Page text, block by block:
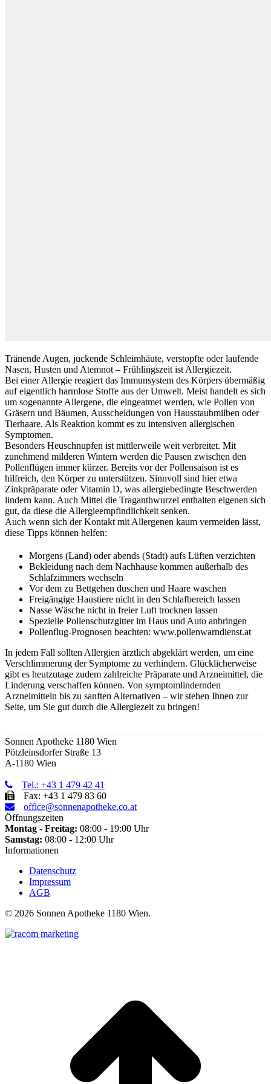
Tränende Augen, juckende Schleimhäute, verstopfte oder laufende
Nasen, Husten und Atemnot – Frühlingszeit ist Allergiezeit.
Bei einer Allergie reagiert das Immunsystem des Körpers übermäßig
auf eigentlich harmlose Stoffe aus der Umwelt. Meist handelt es sich
um sogenannte Allergene, die eingeatmet werden, wie Pollen von
Gräsern und Bäumen, Ausscheidungen von Hausstaubmilben oder
Tierhaare. Als Reaktion kommt es zu intensiven allergischen
Symptomen.
Besonders Heuschnupfen ist mittlerweile weit verbreitet. Mit
zunehmend milderen Wintern werden die Pausen zwischen den
Pollenflügen immer kürzer. Bereits vor der Pollensaison ist es
hilfreich, den Körper zu unterstützen. Sinnvoll sind hier etwa
Zinkpräparate oder Vitamin D, was allergiebedingte Beschwerden
lindern kann. Auch Mittel die Traganthwurzel enthalten eigenen sich
gut, da diese die Allergieempfindlichkeit senken.
Auch wenn sich der Kontakt mit Allergenen kaum vermeiden lässt,
diese Tipps können helfen:
Morgens (Land) oder abends (Stadt) aufs Lüften verzichten
Bekleidung nach dem Nachhause kommen außerhalb des
Schlafzimmers wechseln
Vor dem zu Bettgehen duschen und Haare waschen
Freigängige Haustiere nicht in den Schlafbereich lassen
Nasse Wäsche nicht in freier Luft trocknen lassen
Spezielle Pollenschutzgitter im Haus und Auto anbringen
Pollenflug-Prognosen beachten: www.pollenwarndienst.at
In jedem Fall sollten Allergien ärztlich abgeklärt werden, um eine
Verschlimmerung der Symptome zu verhindern. Glücklicherweise
gibt es heutzutage zudem zahlreiche Präparate und Arzneimittel, die
Linderung verschaffen können. Von symptomlindernden
Arzneimitteln bis zu sanften Alternativen – wir stehen Ihnen zur
Seite, um Sie gut durch die Allergiezeit zu bringen!
Sonnen Apotheke 1180 Wien
Pötzleinsdorfer Straße 13
A-1180 Wien
Tel.: +43 1 479 42 41
Fax: +43 1 479 83 60
office@sonnenapotheke.co.at
Öffnungszeiten
Montag - Freitag: 08:00 - 19:00 Uhr
Samstag: 08:00 - 12:00 Uhr
Informationen
Datenschutz
Impressum
AGB
© 2026 Sonnen Apotheke 1180 Wien.